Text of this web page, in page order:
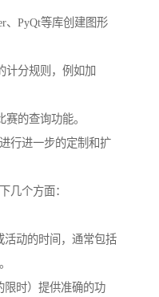
PyQt等库创建图形
分规则，例如加
的查询功能。
行进一步的定制和扩
几个方面：
动的时间，通常包括
时）提供准确的功